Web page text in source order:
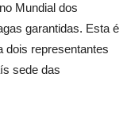
Mundial dos
garantidas. Esta é
dois representantes
sede das